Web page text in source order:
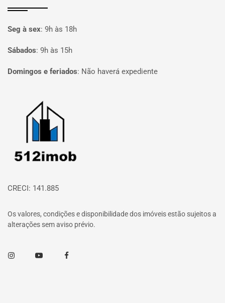
Seg à sex: 9h às 18h
Sábados: 9h às 15h
Domingos e feriados: Não haverá expediente
Página inicial
CRECI: 141.885
Os valores, condições e disponibilidade dos imóveis estão sujeitos a
alterações sem aviso prévio.
InstagramYoutube Facebook